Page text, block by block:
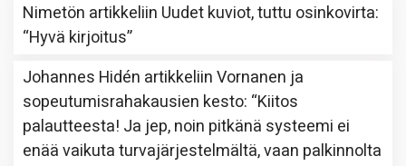
Nimetön artikkeliin Uudet kuviot, tuttu osinkovirta:
“Hyvä kirjoitus”
Johannes Hidén artikkeliinVornanen ja
sopeutumisrahakausien kesto: “Kiitos
palautteesta! Ja jep, noin pitkänä systeemi ei
enää vaikuta turvajärjestelmältä, vaan palkinnolta